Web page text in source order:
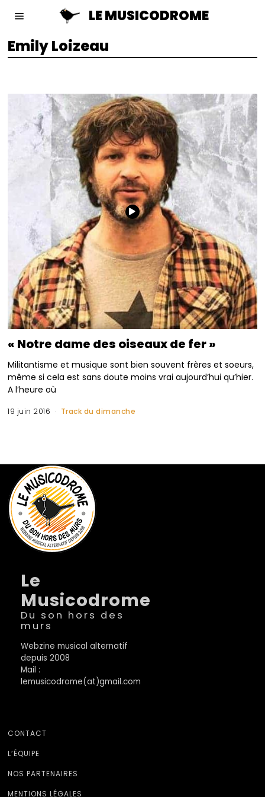
LE MUSICODROME
Emily Loizeau
« Notre dame des oiseaux de fer »
Militantisme et musique sont bien souvent frères et soeurs,
même si cela est sans doute moins vrai aujourd’hui qu’hier.
A l’heure où
19 juin 2016 Track du dimanche
Le
Musicodrome
Du son hors des
murs
Webzine musical alternatif
depuis 2008
Mail :
lemusicodrome(at)gmail.com
CONTACT
L’ÉQUIPE
NOS PARTENAIRES
MENTIONS LÉGALES